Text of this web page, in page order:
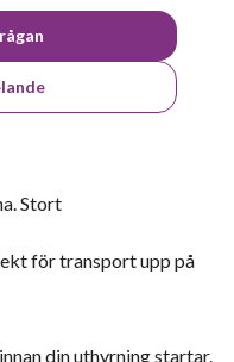
Stort
för transport upp på
din uthyrning startar.